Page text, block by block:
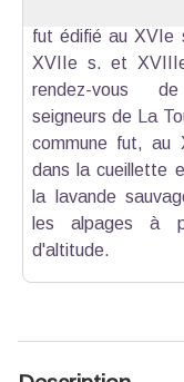
fut édifié au XVIe
XVIIe s. et
rendez-vous
seigneurs de La
commune fut, au
dans la cueillette
la lavande
les alpages à
d'altitude.